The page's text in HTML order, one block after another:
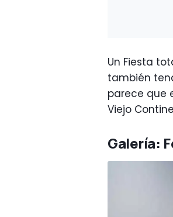
Un Fiesta
también
parece que
Viejo
Galería: